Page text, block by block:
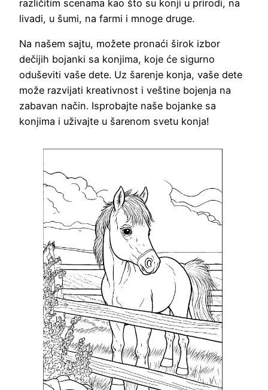
različitim scenama kao što su konji u prirodi, na
livadi, u šumi, na farmi i mnoge druge.
Na našem sajtu, možete pronaći širok izbor
dečijih bojanki sa konjima, koje će sigurno
oduševiti vaše dete. Uz šarenje konja, vaše dete
može razvijati kreativnost i veštine bojenja na
zabavan način. Isprobajte naše bojanke sa
konjima i uživajte u šarenom svetu konja!